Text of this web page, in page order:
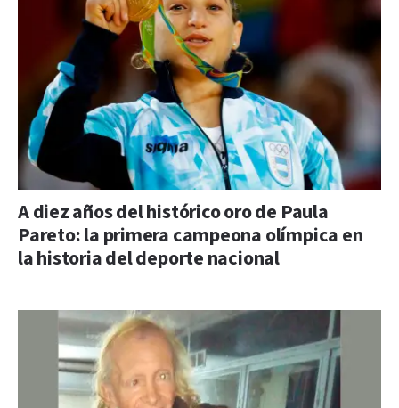
A diez años del histórico oro de Paula
Pareto: la primera campeona olímpica en
la historia del deporte nacional